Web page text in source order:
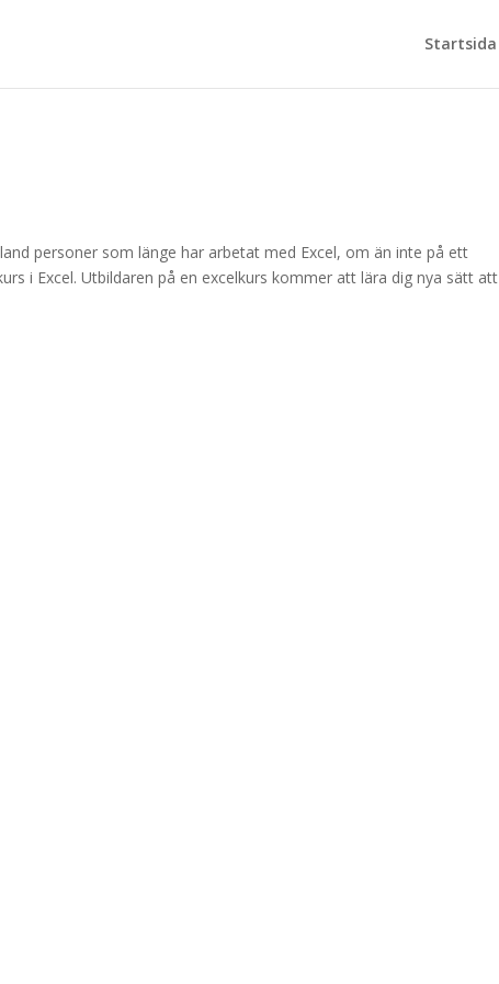
Startsida
personer som länge har arbetat med Excel, om än inte på ett
i Excel. Utbildaren på en excelkurs kommer att lära dig nya sätt att